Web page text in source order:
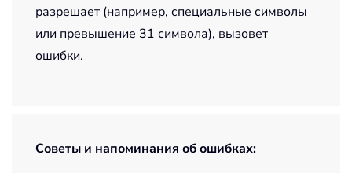
разрешает (например, специальные символы
или превышение 31 символа), вызовет
ошибки.
Советы и напоминания об ошибках: